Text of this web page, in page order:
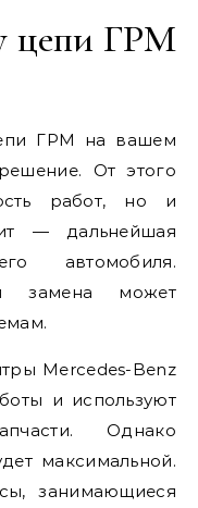
цепи ГРМ
ГРМ на вашем
От этого
работ, но и
— дальнейшая
автомобиля.
замена может
Mercedes-Benz
и используют
Однако
максимальной.
занимающиеся